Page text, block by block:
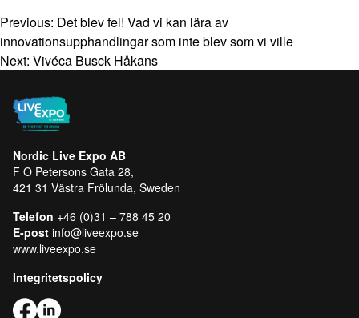
Previous: Det blev fel! Vad vi kan lära av
innovationsupphandlingar som inte blev som vi ville
Next: Vivéca Busck Håkans
Nordic Live Expo AB
F O Petersons Gata 28,
421 31 Västra Frölunda, Sweden
Telefon +46 (0)31 – 788 45 20
E-post info@liveexpo.se
www.liveexpo.se
Integritetspolicy